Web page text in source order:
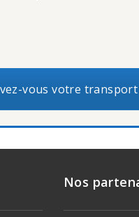
vous votre transport
Nos